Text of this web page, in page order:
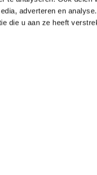
adverteren en
die u aan ze heeft